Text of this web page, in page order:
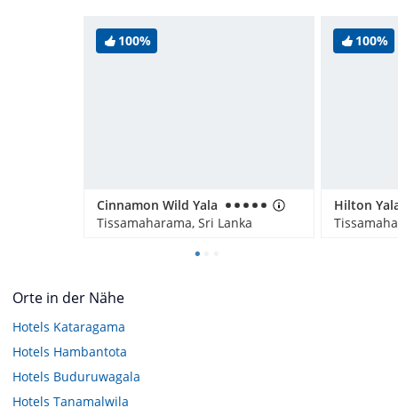
100%
Cinnamon Wild Yala
Tissamaharama, Sri Lanka
100%
Hilton
Orte in der Nähe
Hotels Kataragama
Hotels Hambantota
Hotels Buduruwagala
Hotels Tanamalwila